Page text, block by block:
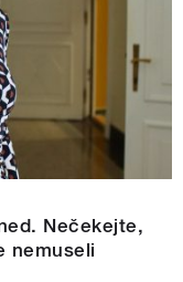
Nečekejte,
nemuseli